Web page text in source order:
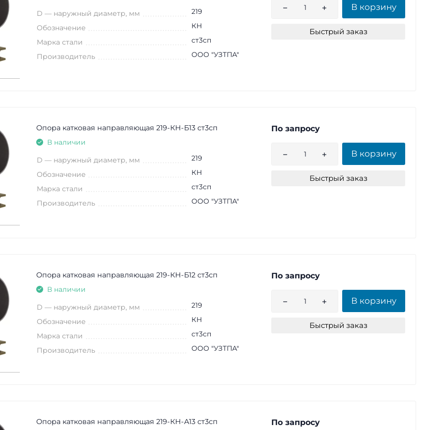
D — наружный диаметр, мм 219
Обозначение КН
Марка стали ст3сп
Производитель ООО "УЗТПА"
В корзину
Быстрый заказ
Опора катковая направляющая 219-КН-Б13 ст3сп
В наличии
D — наружный диаметр, мм 219
Обозначение КН
Марка стали ст3сп
Производитель ООО "УЗТПА"
По запросу
В корзину
Быстрый заказ
Опора катковая направляющая 219-КН-Б12 ст3сп
В наличии
D — наружный диаметр, мм 219
Обозначение КН
Марка стали ст3сп
Производитель ООО "УЗТПА"
По запросу
В корзину
Быстрый заказ
Опора катковая направляющая 219-КН-А13 ст3сп По запросу